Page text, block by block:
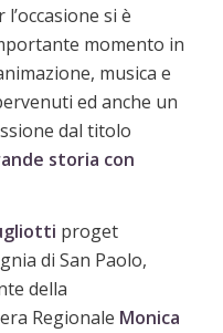
si è
momento in
musica e
ed anche un
dal titolo
storia con
proget
di San Paolo,
della
Regionale Monica